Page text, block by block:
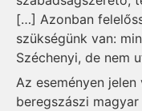
[…] Azonban
szükségünk van:
Széchenyi, de nem
Az eseményen
beregszászi